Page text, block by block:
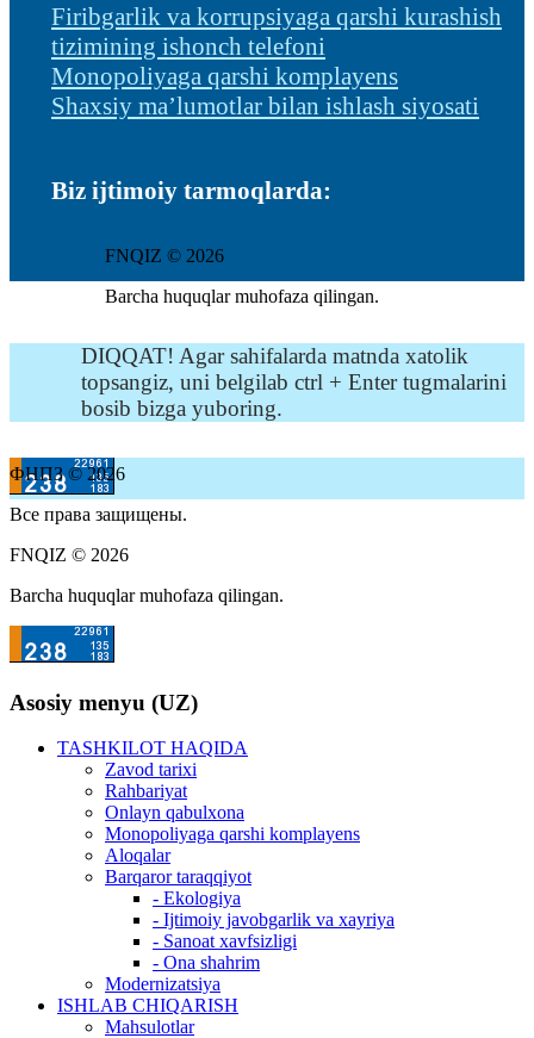
Firibgarlik va korrupsiyaga qarshi kurashish
tizimining ishonch telefoni
Monopoliyaga qarshi komplayens
Shaxsiy ma’lumotlar bilan ishlash siyosati
Biz ijtimoiy tarmoqlarda:
FNQIZ © 2026
Barcha huquqlar muhofaza qilingan.
DIQQAT! Agar sahifalarda matnda xatolik
topsangiz, uni belgilab ctrl + Enter tugmalarini
bosib bizga yuboring.
ФНПЗ © 2026
Все права защищены.
FNQIZ © 2026
Barcha huquqlar muhofaza qilingan.
Asosiy menyu (UZ)
TASHKILOT HAQIDA
Zavod tarixi
Rahbariyat
Onlayn qabulxona
Monopoliyaga qarshi komplayens
Aloqalar
Barqaror taraqqiyot
- Ekologiya
- Ijtimoiy javobgarlik va xayriya
- Sanoat xavfsizligi
- Ona shahrim
Modernizatsiya
ISHLAB CHIQARISH
Mahsulotlar